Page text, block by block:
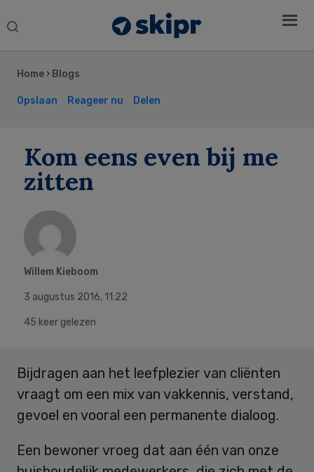
Search
Home › Blogs
Opslaan Reageer nu Delen
Kom eens even bij me
zitten
Willem Kieboom
3 augustus 2016, 11:22
45 keer gelezen
Bijdragen aan het leefplezier van cliënten
vraagt om een mix van vakkennis, verstand,
gevoel en vooral een permanente dialoog.
Een bewoner vroeg dat aan één van onze
Sidebar